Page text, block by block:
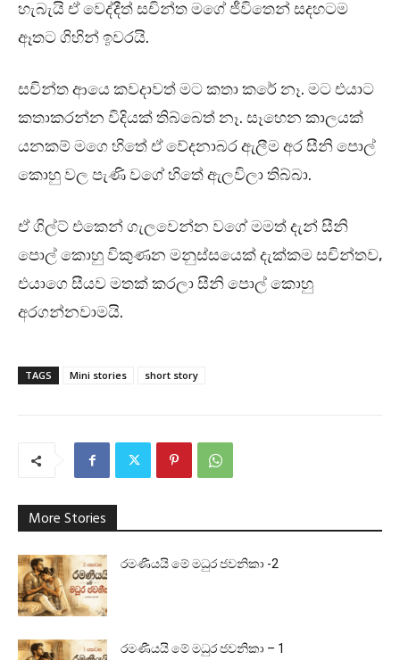
හැබැයි ඒ වෙද්දීත් සචින්ත මගේ ජීවිතෙන් සදහටම
ඈතට ගිහින් ඉවරයි.
සචින්ත ආයෙ කවදාවත් මට කතා කරේ නෑ. මට එයාට
කතාකරන්න විදියක් තිබ්බෙත් නෑ. සෑහෙන කාලයක්
යනකම් මගෙ හිතේ ඒ වේදනාබර ඇලීම අර සීනි පොල්
කොහු වල පැණි වගේ හිතේ ඇලවිලා තිබ්බා.
ඒ ගිල්ට් එකෙන් ගැලවෙන්න වගේ මමත් දැන් සීනි
පොල් කොහු විකුණන මනුස්සයෙක් දැක්කම සචින්තව,
එයාගෙ සීයව මතක් කරලා සීනි පොල් කොහු
අරගන්නවාමයි.
TAGS Mini stories short story
More Stories
රමණීයයි මේ මධුර ජවනිකා -2
රමණීයයි මේ මධුර ජවනිකා – 1